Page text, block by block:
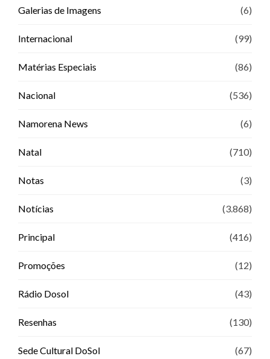
Galerias de Imagens (6)
Internacional (99)
Matérias Especiais (86)
Nacional (536)
Namorena News (6)
Natal (710)
Notas (3)
Notícias (3.868)
Principal (416)
Promoções (12)
Rádio Dosol (43)
Resenhas (130)
Sede Cultural DoSol (67)